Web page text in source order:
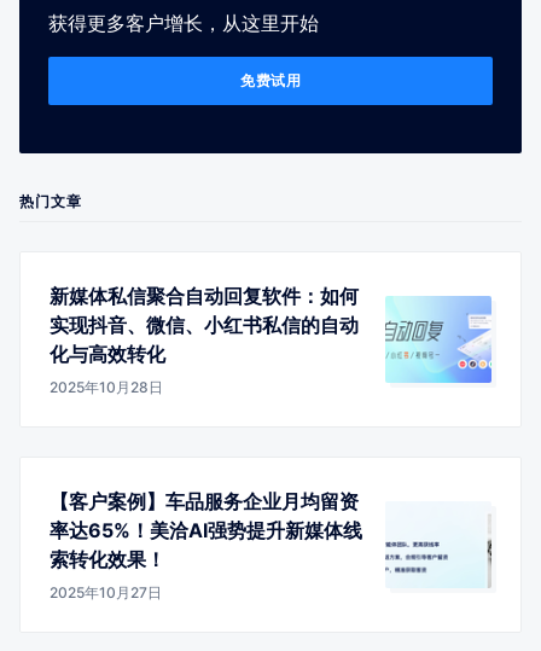
获得更多客户增长，从这里开始
免费试用
热门文章
新媒体私信聚合自动回复软件：如何
实现抖音、微信、小红书私信的自动
化与高效转化
2025年10月28日
【客户案例】车品服务企业月均留资
率达65%！美洽AI强势提升新媒体线
索转化效果！
2025年10月27日